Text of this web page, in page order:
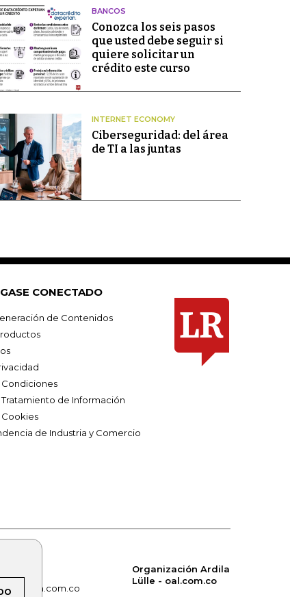
BANCOS
Conozca los seis pasos
que usted debe seguir si
quiere solicitar un
crédito este curso
INTERNET ECONOMY
Ciberseguridad: del área
de TI a las juntas
CONECTADO
de Contenidos
Condiciones
de Información
de Industria y Comercio
alerta.com.co
Organización Ardila
Lülle - oal.com.co